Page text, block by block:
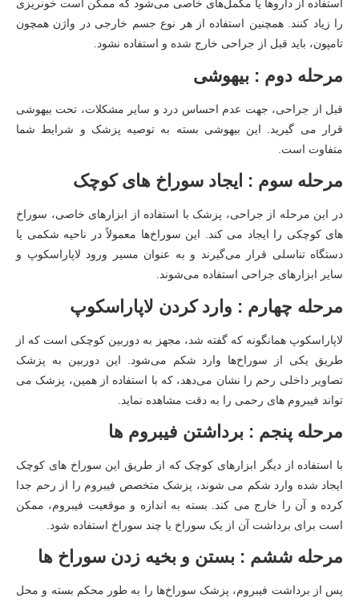
استفاده از داروها یا مکمل‌های خاصی می‌شود که ممکن است خونریزی
را زیاد کنند. همچنین استفاده از هر نوع جسم خارجی در واژن همچون
تامپون، باید قبل از جراحی خارج شده و استفاده نشود.
مرحله دوم : بیهوشی
قبل از جراحی، جهت عدم احساس درد و سایر مشکلات، تحت بیهوشی
قرار می گیرید. این بیهوشی بسته به توصیه پزشک و شرایط شما
متفاوت است.
مرحله سوم : ایجاد سوراخ های کوچک
در این مرحله از جراحی، پزشک با استفاده از ابزارهای خاصی، سوراخ
های کوچکی را ایجاد می کند. این سوراخ‌ها معمولاً در ناحیه شکمی یا
دستگاه تناسلی قرار می‌گیرند و به عنوان مسیر ورود لاپاراسکوپ و
سایر ابزارهای جراحی استفاده می‌شوند.
مرحله چهارم : وارد کردن لاپاراسکوپ
لاپاراسکوپ همانگونه که گفته شد، مجهز به دوربین کوچکی است که از
طریق یکی از سوراخ‌ها وارد شکم می‌شود. این دوربین به پزشک
تصاویر داخلی رحم را نشان می‌دهد، که با استفاده از همین، پزشک می
تواند فیبروم های رحمی را به دقت مشاهده نماید.
مرحله پنجم : برداشتن فیبروم ها
با استفاده از دیگر ابزارهای کوچک که از طریق این سوراخ های کوچک
ایجاد شده وارد شکم می شوند، پزشک متخصص فیبروم را از رحم جدا
کرده و آن را خارج می کند. بسته به اندازه و موقعیت فیبروم، ممکن
است برای برداشت آن از یک سوراخ یا چند سوراخ استفاده شود.
مرحله ششم : بستن و بخیه زدن سوراخ ها
پس از برداشت فیبروم، پزشک سوراخ‌ها را به طور محکم بسته و محل